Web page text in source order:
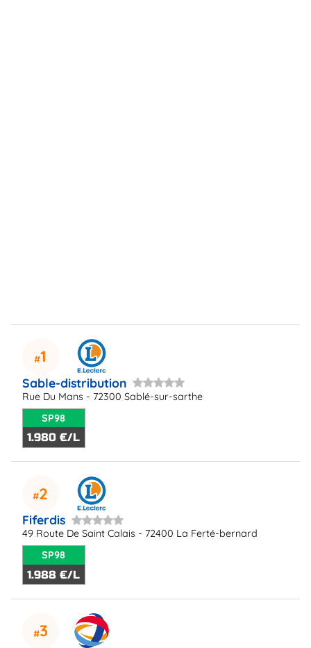
1
Sable-distribution
Rue Du Mans - 72300 Sablé-sur-sarthe
SP98
1.980 €/L
2
Fiferdis
49 Route De Saint Calais - 72400 La Ferté-bernard
SP98
1.988 €/L
3